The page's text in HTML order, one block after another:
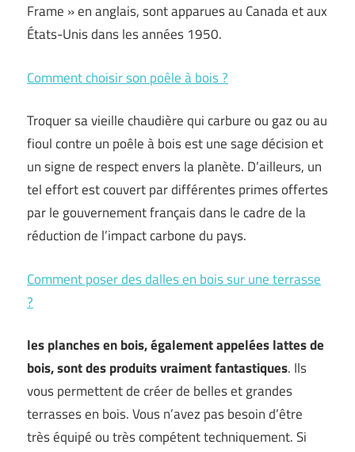
Frame » en anglais, sont apparues au Canada et aux
États-Unis dans les années 1950.
Comment choisir son poêle à bois ?
Troquer sa vieille chaudière qui carbure ou gaz ou au
fioul contre un poêle à bois est une sage décision et
un signe de respect envers la planète. D’ailleurs, un
tel effort est couvert par différentes primes offertes
par le gouvernement français dans le cadre de la
réduction de l’impact carbone du pays.
Comment poser des dalles en bois sur une terrasse
?
les planches en bois, également appelées lattes de
bois, sont des produits vraiment fantastiques. Ils
vous permettent de créer de belles et grandes
terrasses en bois. Vous n’avez pas besoin d’être
très équipé ou très compétent techniquement. Si